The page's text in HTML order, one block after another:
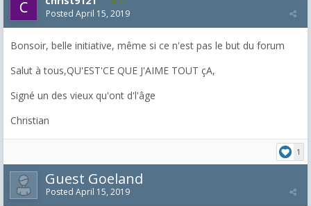
Posted April 15, 2019
Bonsoir, belle initiative, même si ce n'est pas le but du forum
Salut à tous,QU'EST'CE QUE J'AIME TOUT çA,
Signé un des vieux qu'ont d'l'âge
Christian
1
Guest Goeland
Posted April 15, 2019